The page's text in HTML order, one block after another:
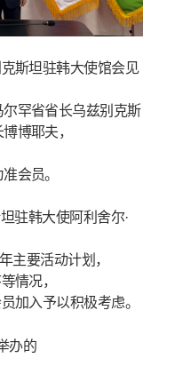
斯坦驻韩大使馆会见
罕省省长乌兹别克斯
博耶夫，
会员。
驻韩大使阿利舍尔·
主要活动计划，
情况，
加入予以积极考虑。
办的